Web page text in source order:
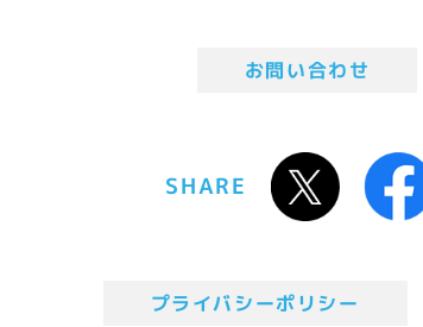
お問い合わせ
SHARE
プライバシーポリシー